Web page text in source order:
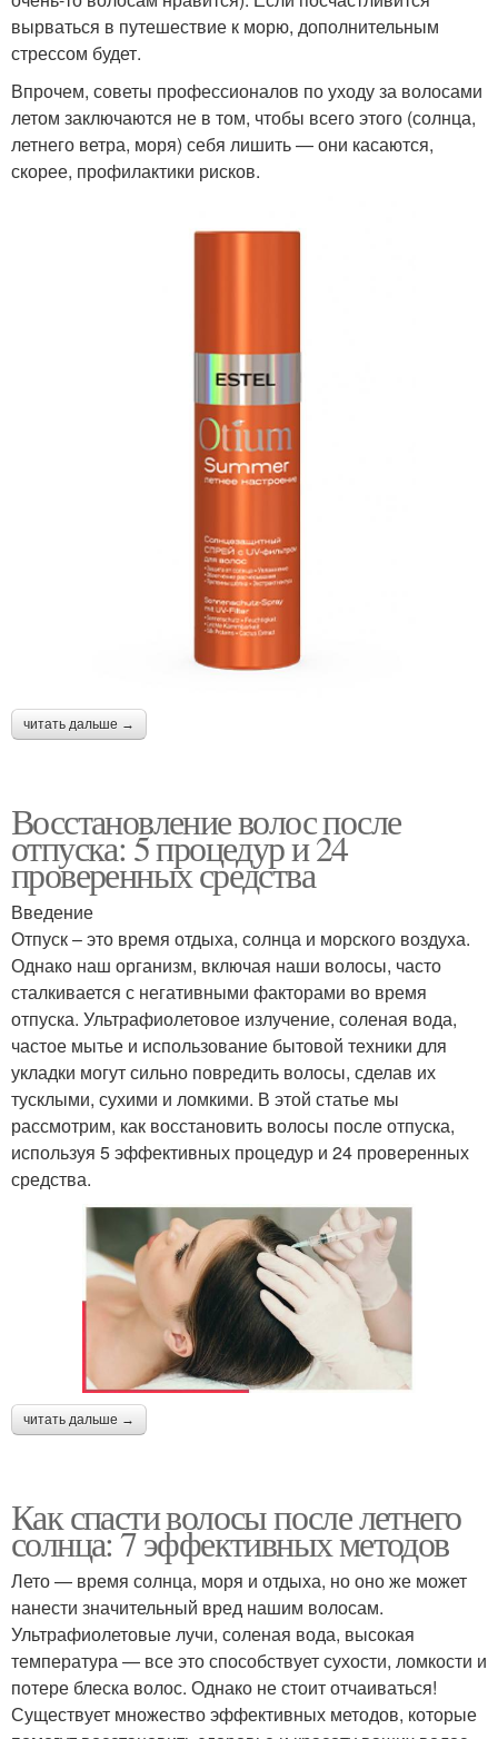
вырваться в путешествие к морю, дополнительным
стрессом будет.
Впрочем, советы профессионалов по уходу за волосами
летом заключаются не в том, чтобы всего этого (солнца,
летнего ветра, моря) себя лишить — они касаются,
скорее, профилактики рисков.
читать дальше →
Восстановление волос после
отпуска: 5 процедур и 24
проверенных средства
Введение
Отпуск – это время отдыха, солнца и морского воздуха.
Однако наш организм, включая наши волосы, часто
сталкивается с негативными факторами во время
отпуска. Ультрафиолетовое излучение, соленая вода,
частое мытье и использование бытовой техники для
укладки могут сильно повредить волосы, сделав их
тусклыми, сухими и ломкими. В этой статье мы
рассмотрим, как восстановить волосы после отпуска,
используя 5 эффективных процедур и 24 проверенных
средства.
читать дальше →
Как спасти волосы после летнего
солнца: 7 эффективных методов
Лето — время солнца, моря и отдыха, но оно же может
нанести значительный вред нашим волосам.
Ультрафиолетовые лучи, соленая вода, высокая
температура — все это способствует сухости, ломкости и
потере блеска волос. Однако не стоит отчаиваться!
Существует множество эффективных методов, которые